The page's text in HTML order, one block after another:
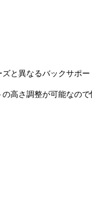
と異なるバックサポ
高さ調整が可能なので